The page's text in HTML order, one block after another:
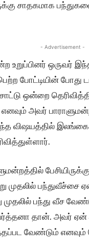
சாதகமாக
- Advertisement -
உறுப்பினர் ஒருவர்
போட்டியின் போது
ஒன்றை
அவர்
இந்த விஷயத்தில்
முதலில் பந்துவீச்சை
முதலில் பந்து வீச
தான். அவர் ஏன்
வேண்டும் எனவும்